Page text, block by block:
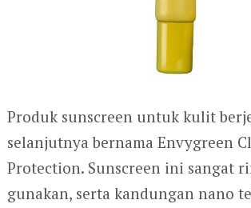
Produk sunscreen untuk kulit
selanjutnya bernama Envygreen
Protection. Sunscreen ini sangat
gunakan, serta kandungan nano